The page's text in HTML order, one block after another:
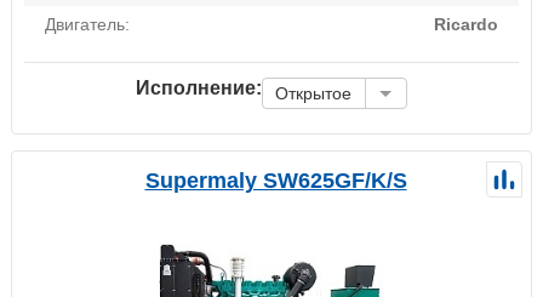
Двигатель:
Ricardo
Исполнение: Открытое
Supermaly SW625GF/K/S